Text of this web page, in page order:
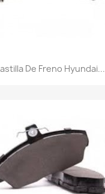
De Freno Hyundai...